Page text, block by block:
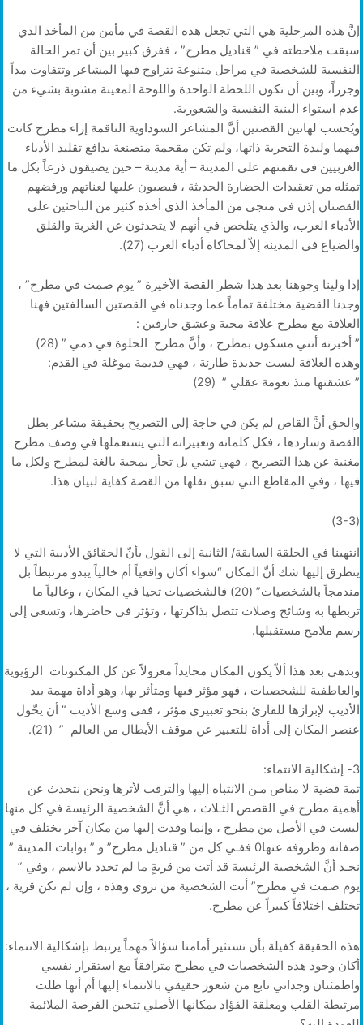
إنَّ هذه المرحلية هي التي تجعل هذه القصة في مأمن من المأخذ الذي
سبقت ملاحظته في ” قناديل مطرح” ، ففرق كبير بين أن تمر الحالة
النفسية للشخصية في مراحل متنوعة تتراوح فيها المشاعر وتتفاوت مداً
وجزراً، وبين أن تكون اللحظة الواحدة واللوحة المعينة مشوبة بشيء من
عدم استواء البنية النفسية والشعورية.
ويُحسب لهاتين القصتين أنَّ المشاعر السوداوية الناقمة إزاء مطرح كانت
فيهما وليدة التجربة ذاتها، ولم تكن مقحمة متصنعة بدافع تقليد الأدباء
الغربيين في نقمتهم على المدينة – أية مدينة – حين يضيقون ذرعاً بكل ما
تمثله من تعقيدات الحضارة الحديثة ، فيصبون عليها لعناتهم ورفضهم
القصتان إذن في منجى من المأخذ الذي أخذه كثير من الباحثين على
الأدباء العرب، والذي يتلخص في أنهم لا يتحدثون عن الغربة والقلق
والضياع في المدينة إلاّ لمحاكاة أدباء الغرب (27).
إذا ولينا وجوهنا بعد هذا شطر القصة الأخيرة ” يوم صمت في مطرح” ،
وجدنا القضية مختلفة تماماً عما وجدناه في القصتين السالفتين فهنا
العلاقة مع مطرح علاقة محبة وعشق جارفين :
” أخبرته أنني مسكون بمطرح ، وأنَّ مطرح الحلوة في دمي ” (28)
وهذه العلاقة ليست جديدة طارئة ، فهي قديمة موغلة في القدم:
” عشقتها منذ نعومة عقلي ” (29)
والحق أنَّ القاص لم يكن في حاجة إلى التصريح بحقيقة مشاعر بطل
القصة وساردها ، فكل كلماته وتعبيراته التي يستعملها في وصف مطرح
مغنية عن هذا التصريح ، فهي تشي بل تجأر بمحبة بالغة لمطرح ولكل ما
فيها ، وفي المقاطع التي سبق نقلها من القصة كفاية لبيان هذا.
(3-3)
انتهينا في الحلقة السابقة/ الثانية إلى القول بأنّ الحقائق الأدبية التي لا
يتطرق إليها شك أنَّ المكان “سواء أكان واقعياً أم خالياً يبدو مرتبطاً بل
مندمجاً بالشخصيات” (20) فالشخصيات تحيا في المكان ، وغالباً ما
تربطها به وشائج وصلات تتصل بذاكرتها ، وتؤثر في حاضرها، وتسعى إلى
رسم ملامح مستقبلها.
وبدهي بعد هذا ألاّ يكون المكان محايداً معزولاً عن كل المكنونات الرؤيوية
والعاطفية للشخصيات ، فهو مؤثر فيها ومتأثر بها، وهو أداة مهمة بيد
الأديب لإبرازها للقارئ بنحو تعبيري مؤثر ، ففي وسع الأديب ” أن يحّول
عنصر المكان إلى أداة للتعبير عن موقف الأبطال من العالم ” (21).
3- إشكالية الانتماء:
ثمة قضية لا مناص مـن الانتباه إليها والترقب لأثرها ونحن نتحدث عن
أهمية مطرح في القصص الثـلاث ، هي أنَّ الشخصية الرئيسة في كل منها
ليست في الأصل من مطرح ، وإنما وفدت إليها من مكان آخر يختلف في
صفاته وظروفه عنها0 ففـي كل من ” قناديل مطرح” و ” بوابات المدينة ”
نجـد أنَّ الشخصية الرئيسة قد أتت من قريةٍ ما لم تحدد بالاسم ، وفي ”
يوم صمت في مطرح” أتت الشخصية من نزوى وهذه ، وإن لم تكن قرية ،
تختلف اختلافاً كبيراً عن مطرح.
هذه الحقيقة كفيلة بأن تستثير أمامنا سؤالاً مهماً يرتبط بإشكالية الانتماء:
أكان وجود هذه الشخصيات في مطرح مترافقاً مع استقرار نفسي
واطمئنان وجداني نابع من شعور حقيقي بالانتماء إليها أم أنها ظلت
مرتبطة القلب ومعلقة الفؤاد بمكانها الأصلي تتحين الفرصة الملائمة